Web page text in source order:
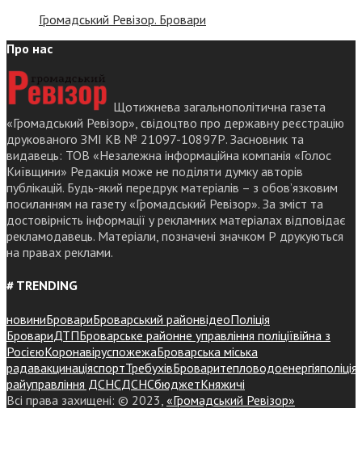
Громадський Ревізор. Бровари
Про нас
Щотижнева загальнополітична газета
«Громадський Ревізор», свідоцтво про державну реєстрацію
друкованого ЗМІ КВ № 21097-10897Р. Засновник та
видавець: ТОВ «Незалежна інформаційна компанія «Голос
Київщини» Редакція може не поділяти думку авторів
публікацій. Будь-який передрук матеріалів – з обов’язковим
посиланням на газету «Громадський Ревізор». За зміст та
достовірність інформації у рекламних матеріалах відповідає
рекламодавець. Матеріали, позначені значком Р друкуються
на правах реклами.
# TRENDING
новиниБровариБроварський районвідеоПоліція
БровариДТПБроварське районне управління поліціївійна з
РосієюКоронавіруспожежаБроварська міська
радавакцинаціяспортТребухівБроваритепловодоенергіяполіція
райуправління ДСНСДСНСбюджетКняжичі
Всі права захищені: © 2023, «Громадський Ревізор»